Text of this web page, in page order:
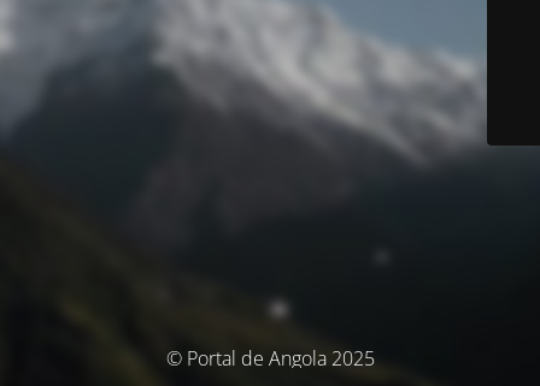
© Portal de Angola 2025